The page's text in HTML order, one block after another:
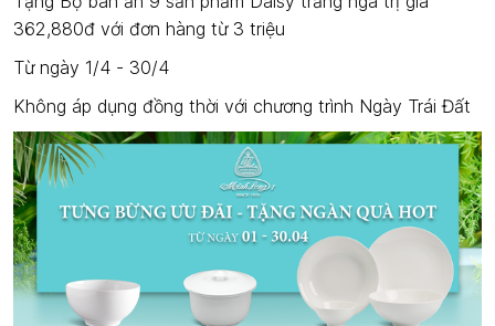
362,880đ với đơn hàng từ 3 triệu
Từ ngày 1/4 - 30/4
Không áp dụng đồng thời với chương trình Ngày Trái Đất